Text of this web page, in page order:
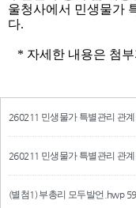
260211 민생물가 특별관리 관
260211 민생물가 특별관리 관
(별첨1) 부총리 모두발언.hwp